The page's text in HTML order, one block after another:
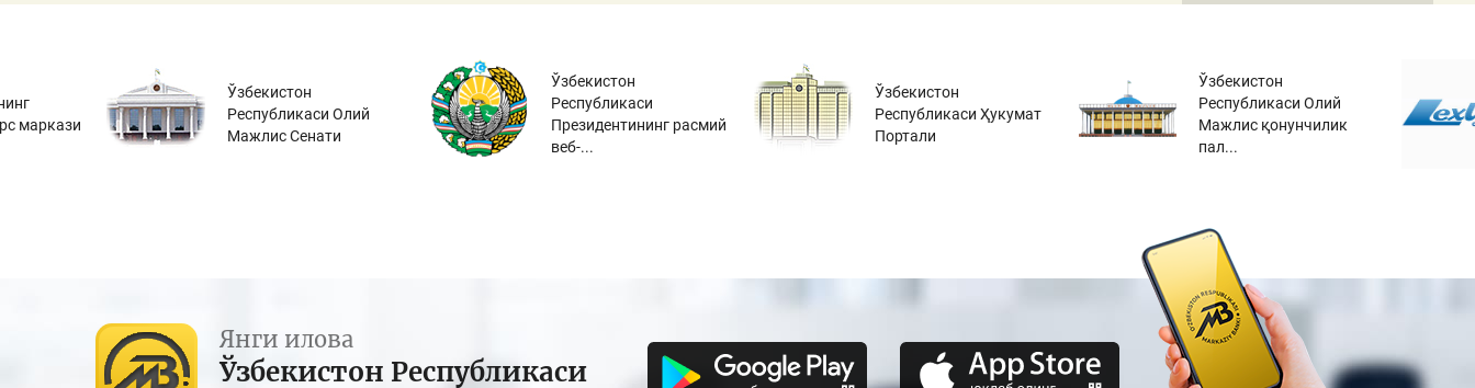
маркази
Ўзбекистон
Республикаси Олий
Мажлис Сенати
Ўзбекистон
Республикаси
Президентининг расмий
веб-...
Ўзбекистон
Республикаси Ҳукумат
Портали
Ўзбекистон
Республикаси Олий
Мажлис қонунчилик
пал...
Янги илова
Ўзбекистон Республикаси